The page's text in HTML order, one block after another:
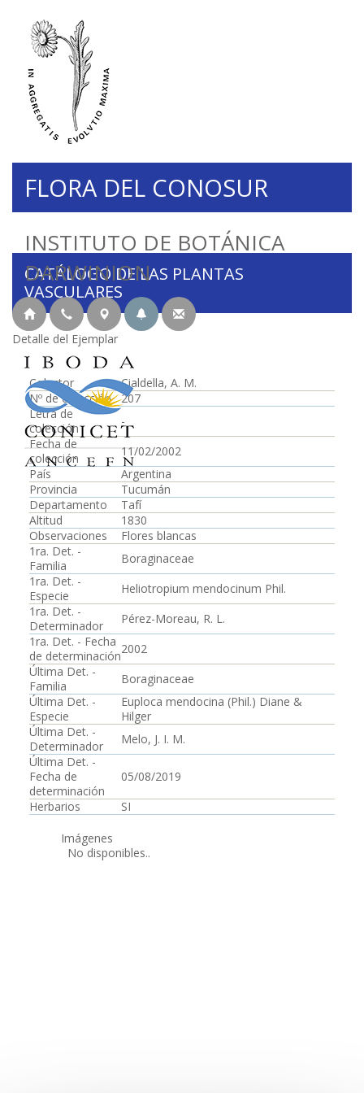
INSTITUTO DE BOTÁNICA
DARWINION
FLORA DEL CONOSUR
CATÁLOGO DE LAS PLANTAS
VASCULARES
Detalle del Ejemplar
Colector
Cialdella, A. M.
Nº de colección
207
Letra de
colección
-
Fecha de
colección
11/02/2002
País
Argentina
Provincia
Tucumán
Departamento
Tafí
Altitud
1830
Observaciones
Flores blancas
1ra. Det. -
Familia
Boraginaceae
1ra. Det. -
Especie
Heliotropium mendocinum Phil.
1ra. Det. -
Determinador
Pérez-Moreau, R. L.
1ra. Det. - Fecha
de determinación2002
Última Det. -
Familia
Boraginaceae
Última Det. -
Especie
Euploca mendocina (Phil.) Diane &
Hilger
Última Det. -
Determinador
Melo, J. I. M.
Última Det. -
Fecha de
determinación
05/08/2019
Herbarios
SI
Imágenes
No disponibles..